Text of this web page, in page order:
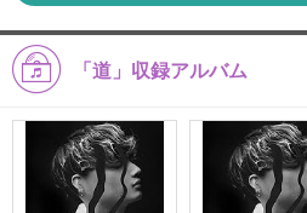
「道」収録アルバム